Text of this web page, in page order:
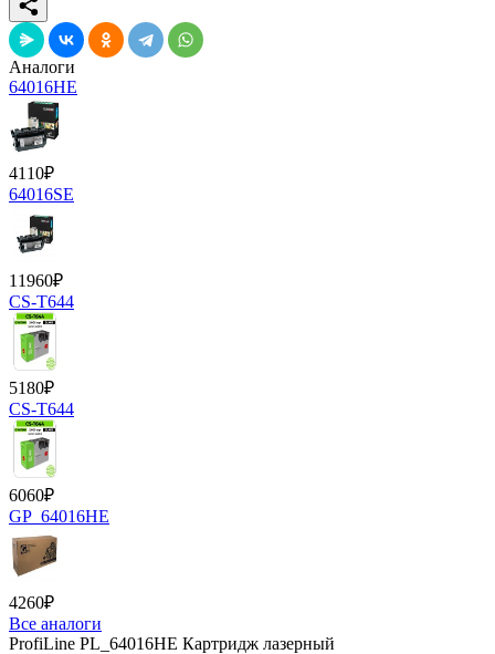
Аналоги
64016HE
4110₽
64016SE
11960₽
CS-T644
5180₽
CS-T644
6060₽
GP_64016HE
4260₽
Все аналоги
ProfiLine PL_64016HE Картридж лазерный